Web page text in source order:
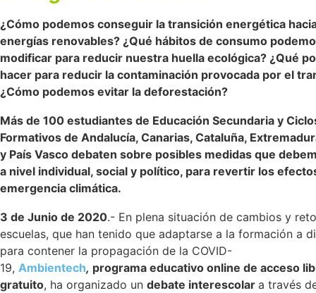
¿Cómo podemos conseguir la transición energética
energías renovables? ¿Qué hábitos de consumo
modificar para reducir nuestra huella ecológica? ¿Qué
hacer para reducir la contaminación provocada por el
¿Cómo podemos evitar la deforestación?
Más de 100 estudiantes de Educación Secundaria y
Formativos de Andalucía, Canarias, Cataluña,
y País Vasco debaten sobre posibles medidas que
a nivel individual, social y político, para revertir los
emergencia climática.
3 de Junio de 2020.- En plena situación de cambios y
escuelas, que han tenido que adaptarse a la formación a
para contener la propagación de la COVID-
19, Ambientech, programa educativo online de acceso
gratuito, ha organizado un debate interescolar a través